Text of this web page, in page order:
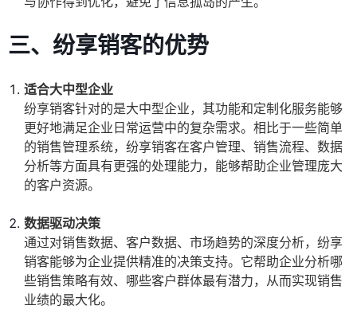
三、纷享销客的优势
适合大中型企业
纷享销客针对的是大中型企业，其功能和定制化服务能够
更好地满足企业日常运营中的复杂需求。相比于一些简单
的销售管理系统，纷享销客在客户管理、销售流程、数据
分析等方面具有更强的处理能力，能够帮助企业管理庞大
的客户资源。
数据驱动决策
通过对销售数据、客户数据、市场趋势的深度分析，纷享
销客能够为企业提供精准的决策支持。它帮助企业分析哪
些销售策略有效、哪些客户群体最有潜力，从而实现销售
业绩的最大化。